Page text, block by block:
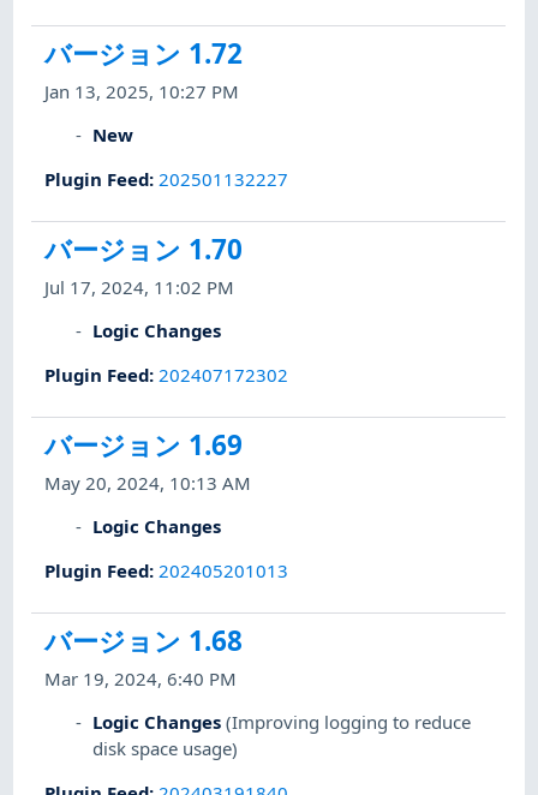
バージョン 1.72
Jan 13, 2025, 10:27 PM
New
Plugin Feed: 202501132227
バージョン 1.70
Jul 17, 2024, 11:02 PM
Logic Changes
Plugin Feed: 202407172302
バージョン 1.69
May 20, 2024, 10:13 AM
Logic Changes
Plugin Feed: 202405201013
バージョン 1.68
Mar 19, 2024, 6:40 PM
Logic Changes (Improving logging to reduce
disk space usage)